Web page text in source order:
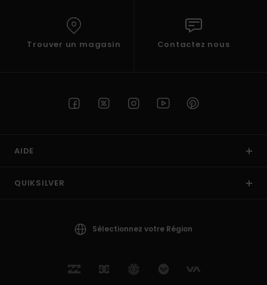
Trouver un magasin Contactez nous
AIDE
QUIKSILVER
Sélectionnez votre Région